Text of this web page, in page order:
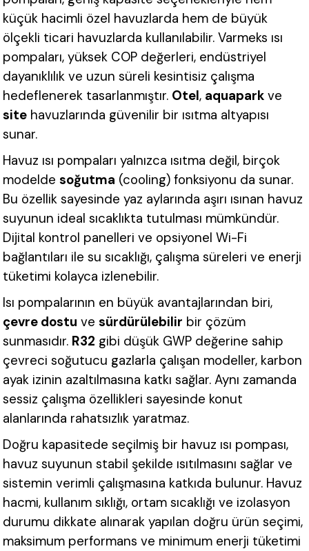
küçük hacimli özel havuzlarda hem de büyük
ölçekli ticari havuzlarda kullanılabilir. Varmeks ısı
pompaları, yüksek COP değerleri, endüstriyel
dayanıklılık ve uzun süreli kesintisiz çalışma
hedeflenerek tasarlanmıştır. Otel, aquapark ve
site havuzlarında güvenilir bir ısıtma altyapısı
sunar.
Havuz ısı pompaları yalnızca ısıtma değil, birçok
modelde soğutma (cooling) fonksiyonu da sunar.
Bu özellik sayesinde yaz aylarında aşırı ısınan havuz
suyunun ideal sıcaklıkta tutulması mümkündür.
Dijital kontrol panelleri ve opsiyonel Wi-Fi
bağlantıları ile su sıcaklığı, çalışma süreleri ve enerji
tüketimi kolayca izlenebilir.
Isı pompalarının en büyük avantajlarından biri,
çevre dostu ve sürdürülebilir bir çözüm
sunmasıdır. R32 gibi düşük GWP değerine sahip
çevreci soğutucu gazlarla çalışan modeller, karbon
ayak izinin azaltılmasına katkı sağlar. Aynı zamanda
sessiz çalışma özellikleri sayesinde konut
alanlarında rahatsızlık yaratmaz.
Doğru kapasitede seçilmiş bir havuz ısı pompası,
havuz suyunun stabil şekilde ısıtılmasını sağlar ve
sistemin verimli çalışmasına katkıda bulunur. Havuz
hacmi, kullanım sıklığı, ortam sıcaklığı ve izolasyon
durumu dikkate alınarak yapılan doğru ürün seçimi,
maksimum performans ve minimum enerji tüketimi